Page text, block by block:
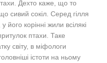
Дехто каже, що то
сивий сокіл. Серед гілля
корінні жили всілякі
птахи. Таке
світу, в міфологи
істоти на ньому